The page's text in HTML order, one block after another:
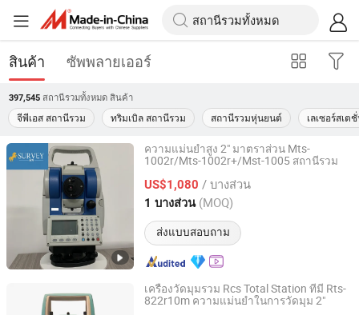
สินค้า ซัพพลายเออร์
397,545 สถานีรวมทั้งหมด สินค้า
จีพีเอส สถานีรวม ทริมเบิล สถานีรวม สถานีรวมหุ่นยนต์ เลเซอร์สเต
ความแม่นยำสูง 2" มาตราส่วน Mts-
1002r/Mts-1002r+/Mst-1005 สถานีรวม
US$1,080 / บางส่วน
1 บางส่วน (MOQ)
ส่งแบบสอบถาม
Nanjing Jinma Surveying Instrument Co., Ltd.
Jiangsu, China อัตราจาก 2022
เครื่องวัดมุมรวม Rcs Total Station ที่มี Rts-
822r10m ความแม่นยำในการวัดมุม 2"
Jiangsu Bangjie Trading Co., Ltd.